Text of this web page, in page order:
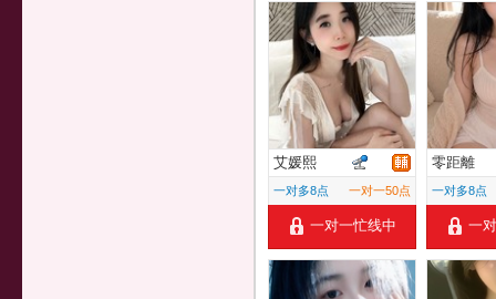
艾媛熙
一对多8点 一对一50点
一对一忙线中
零距離
一对多8点
一